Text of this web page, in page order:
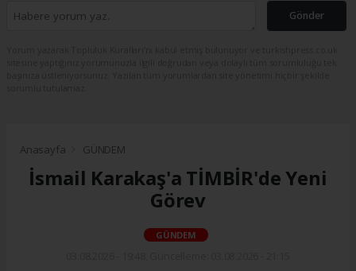
Gönder
Anasayfa GÜNDEM
İsmail Karakaş'a TİMBİR'de Yeni
Görev
GÜNDEM